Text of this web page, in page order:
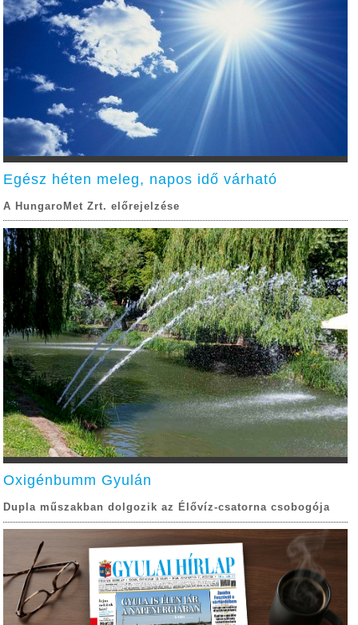
Egész héten meleg, napos idő várható
A HungaroMet Zrt. előrejelzése
Oxigénbumm Gyulán
Dupla műszakban dolgozik az Élővíz-csatorna csobogója